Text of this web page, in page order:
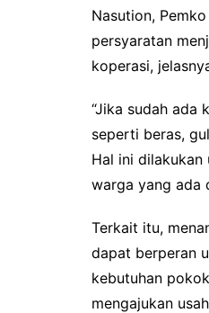
Nasution,
persyaratan
koperasi,
“Jika sudah ada
seperti beras,
Hal ini
warga yang ada
Terkait itu,
dapat berperan
kebutuhan
mengajukan